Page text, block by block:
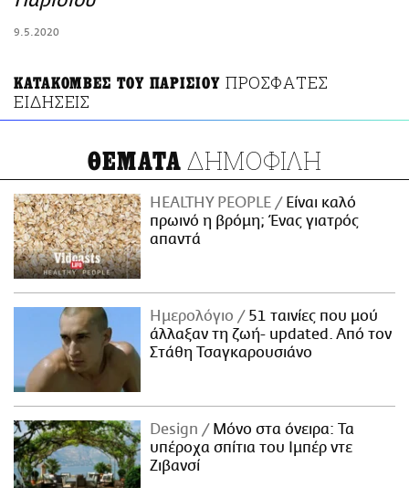
9.5.2020
ΚΑΤΑΚΟΜΒΕΣ ΤΟΥ ΠΑΡΙΣΙΟΥ ΠΡΟΣΦΑΤΕΣ
ΕΙΔΗΣΕΙΣ
ΘΕΜΑΤΑ ΔΗΜΟΦΙΛΗ
HEALTHY PEOPLE
Είναι καλό
πρωινό η βρόμη; Ένας γιατρός
απαντά
Ημερολόγιο
51 ταινίες που μού
άλλαξαν τη ζωή- updated. Aπό τον
Στάθη Τσαγκαρουσιάνο
Design
Μόνο στα όνειρα: Τα
υπέροχα σπίτια του Ιμπέρ ντε
Ζιβανσί